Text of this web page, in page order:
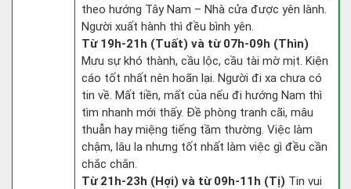
theo hướng Tây Nam – Nhà cửa được yên lành.
Người xuất hành thì đều bình yên.
Từ 19h-21h (Tuất) và từ 07h-09h (Thìn)
Mưu sự khó thành, cầu lộc, cầu tài mờ mịt. Kiện
cáo tốt nhất nên hoãn lại. Người đi xa chưa có
tin về. Mất tiền, mất của nếu đi hướng Nam thì
tìm nhanh mới thấy. Đề phòng tranh cãi, mâu
thuẫn hay miệng tiếng tầm thường. Việc làm
chậm, lâu la nhưng tốt nhất làm việc gì đều cần
chắc chắn.
Từ 21h-23h (Hợi) và từ 09h-11h (Tị) Tin vui